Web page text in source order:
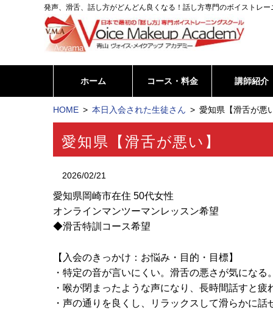
発声、滑舌、話し方がどんどん良くなる！話し方専門のボイストレー
ホーム コース・料金 講師紹介
HOME 本日入会された生徒さん 愛知県【滑舌が悪
愛知県【滑舌が悪い】
2026/02/21
愛知県岡崎市在住 50代女性
オンラインマンツーマンレッスン希望
◆滑舌特訓コース希望
【入会のきっかけ：お悩み・目的・目標】
・特定の音が言いにくい。滑舌の悪さが気になる
・喉が閉まったような声になり、長時間話すと疲
・声の通りを良くし、リラックスして滑らかに話